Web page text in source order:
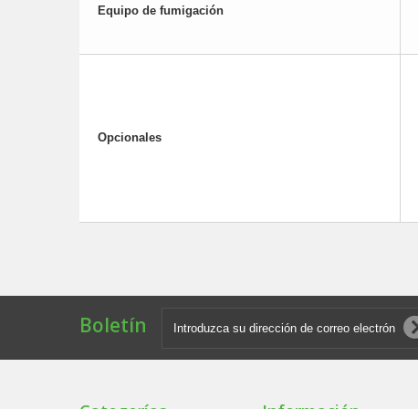
Equipo de fumigación
Opcionales
Boletín